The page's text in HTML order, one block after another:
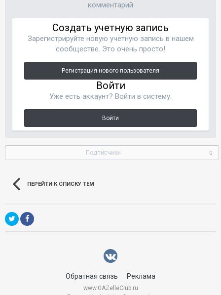
комментарий
Создать учетную запись
Зарегистрируйте новую учётную запись в нашем
сообществе. Это очень просто!
Регистрация нового пользователя
Войти
Уже есть аккаунт? Войти в систему.
Войти
Подписчики 0
ПЕРЕЙТИ К СПИСКУ ТЕМ
Обратная связь Реклама
www.GAZelleClub.ru